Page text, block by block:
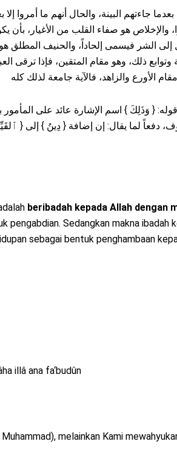
جاءتهم البينة، والحال أنهم ما أمروا إلا
والإخلاص هو صفاء القلب من الأغيار، بأن
الشر فيسمى إلحاداً، والحنيف المطلق
ذلك، وهو مقام المتقين، فإذا
وَذَلِكَ } اسم الإشارة عائد على المأمور به
لما يقال: إن إضافة { دِينُ } إلى {
beribadah kepada Allah dengan
Sedangkan makna
sebagai bentuk penghambaan
illâ ana fa‘budûn
melainkan Kami